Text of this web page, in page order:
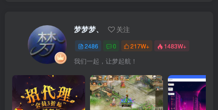
梦梦梦、 关注
2486 0 217W+ 1483W+
我们一起，让梦起航！